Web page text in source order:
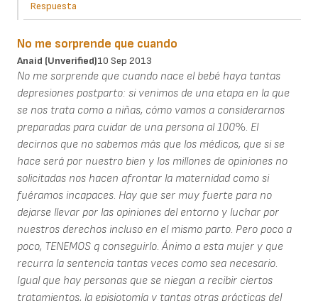
Respuesta
No me sorprende que cuando
Anaid (unverified)10 Sep 2013
No me sorprende que cuando nace el bebé haya tantas
depresiones postparto: si venimos de una etapa en la que
se nos trata como a niñas, cómo vamos a considerarnos
preparadas para cuidar de una persona al 100%. El
decirnos que no sabemos más que los médicos, que si se
hace será por nuestro bien y los millones de opiniones no
solicitadas nos hacen afrontar la maternidad como si
fuéramos incapaces. Hay que ser muy fuerte para no
dejarse llevar por las opiniones del entorno y luchar por
nuestros derechos incluso en el mismo parto. Pero poco a
poco, TENEMOS q conseguirlo. Ánimo a esta mujer y que
recurra la sentencia tantas veces como sea necesario.
Igual que hay personas que se niegan a recibir ciertos
tratamientos, la episiotomía y tantas otras prácticas del